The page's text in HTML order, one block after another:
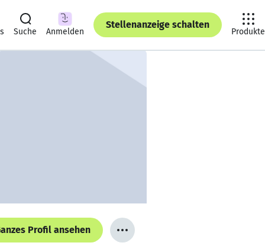
Suche Anmelden
Stellenanzeige schalten
Produkte
Profil ansehen